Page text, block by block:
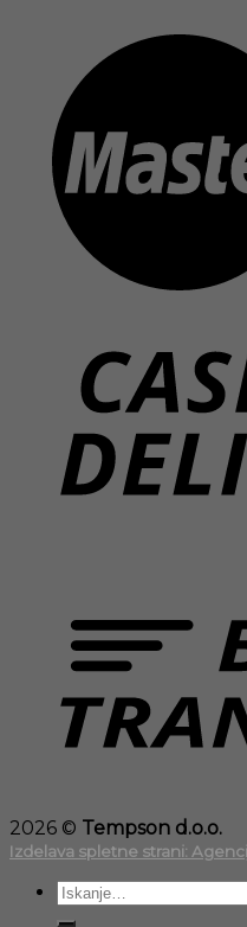
2026 © Tempson d.o.o.
Izdelava spletne strani:
Išči: